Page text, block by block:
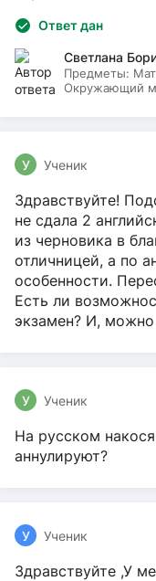
Ответ дан
Светлана
Предметы:
Окружающий
У Ученик
Здравствуйте!
не сдала 2
из черновика в
отличницей, а по
особенности.
Есть ли
экзамен? И, можно
У Ученик
На русском
аннулируют?
У Ученик
Здравствуйте ,У